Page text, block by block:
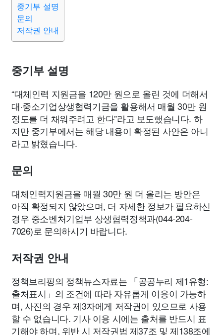
요리 상품리뷰
대출
종교 사회 정치
부동산 외국어 교육 교통 생활 기타
중기부 설명
문의
저작권 안내
중기부 설명
“대체인력 지원금을 120만 원으로 올린 것에 더해서
대·중소기업상생협력기금을 활용해서 매월 30만 원
정도를 더 채워주려고 한다”라고 보도했습니다. 하
지만 중기부에서는 해당 내용이 확정된 사안은 아니
라고 밝혔습니다.
문의
대체인력지원금을 매월 30만 원 더 올리는 방안은
아직 확정되지 않았으며, 더 자세한 정보가 필요하신
경우 중소벤처기업부 상생협력정책과(044-204-
7026)로 문의하시기 바랍니다.
저작권 안내
정책브리핑의 정책뉴스자료는 「공공누리 제1유형:
출처표시」의 조건에 따라 자유롭게 이용이 가능하
며, 사진의 경우 제3자에게 저작권이 있으므로 사용
할 수 없습니다. 기사 이용 시에는 출처를 반드시 표
기해야 하며, 위반 시 저작권법 제37조 및 제138조에